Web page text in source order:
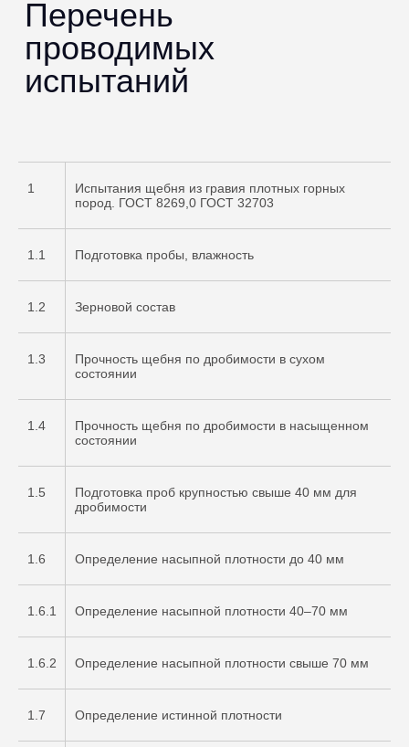
1
Испытания щебня из гравия плотных горных
пород. ГОСТ 8269,0 ГОСТ 32703
1.1 Подготовка пробы, влажность
1.2 Зерновой состав
1.3
Прочность щебня по дробимости в сухом
состоянии
1.4
Прочность щебня по дробимости в насыщенном
состоянии
1.5
Подготовка проб крупностью свыше 40 мм для
дробимости
1.6 Определение насыпной плотности до 40 мм
1.6.1 Определение насыпной плотности 40–70 мм
1.6.2 Определение насыпной плотности свыше 70 мм
1.7 Определение истинной плотности